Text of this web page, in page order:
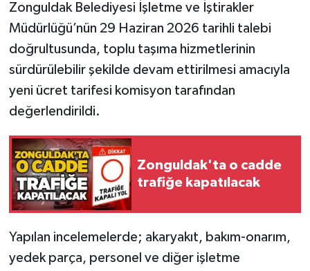
Zonguldak Belediyesi İşletme ve İştirakler
Müdürlüğü’nün 29 Haziran 2026 tarihli talebi
doğrultusunda, toplu taşıma hizmetlerinin
sürdürülebilir şekilde devam ettirilmesi amacıyla
yeni ücret tarifesi komisyon tarafından
değerlendirildi.
Zonguldak'ta o cadde
trafiğe kapatılacak
Yapılan incelemelerde; akaryakıt, bakım-onarım,
yedek parça, personel ve diğer işletme
Gökçebey
GÜNDEM
İş ilanı
Kültür - Sanat
MAGAZİN
Politika
Resmi İlan